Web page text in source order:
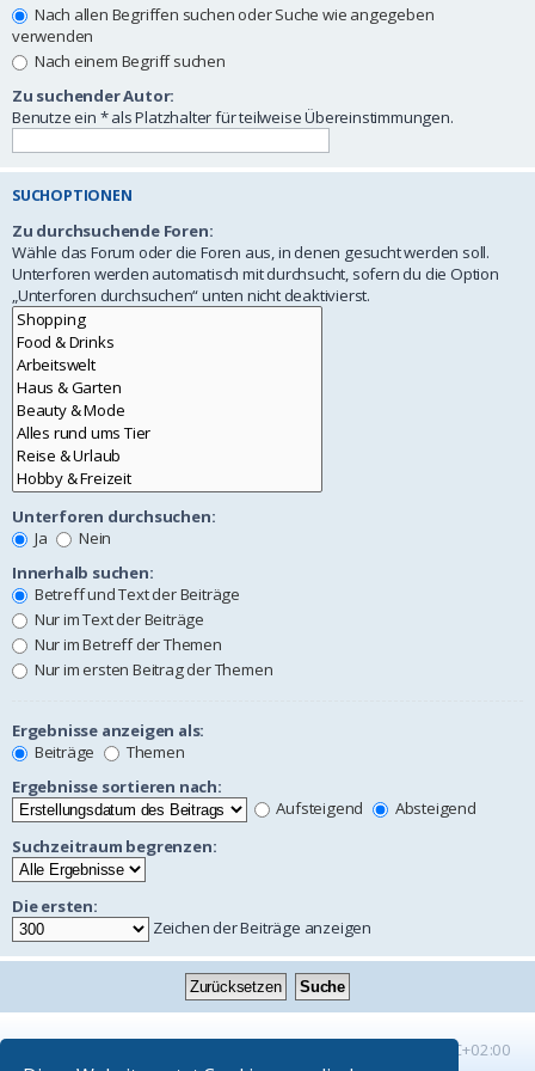
Nach allen Begriffen suchen oder Suche wie angegeben
verwenden
Nach einem Begriff suchen
Zu suchender Autor:
Benutze ein * als Platzhalter für teilweise Übereinstimmungen.
SUCHOPTIONEN
Zu durchsuchende Foren:
Wähle das Forum oder die Foren aus, in denen gesucht werden soll.
Unterforen werden automatisch mit durchsucht, sofern du die Option
„Unterforen durchsuchen“ unten nicht deaktivierst.
Unterforen durchsuchen:
Ja
Nein
Innerhalb suchen:
Betreff und Text der Beiträge
Nur im Text der Beiträge
Nur im Betreff der Themen
Nur im ersten Beitrag der Themen
Ergebnisse anzeigen als:
Beiträge
Themen
Ergebnisse sortieren nach:
Aufsteigend
Absteigend
Suchzeitraum begrenzen:
Die ersten:
Zeichen der Beiträge anzeigen
UTC+02:00